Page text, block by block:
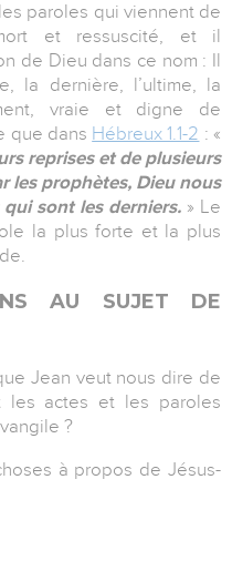
paroles qui viennent de
et ressuscité, et il
de Dieu dans ce nom : Il
la dernière, l’ultime, la
vraie et digne de
que dans Hébreux 1.1-2 : «
reprises et de plusieurs
les prophètes, Dieu nous
sont les derniers. » Le
la plus forte et la plus
AU SUJET DE
Jean veut nous dire de
les actes et les paroles
?
à propos de Jésus-